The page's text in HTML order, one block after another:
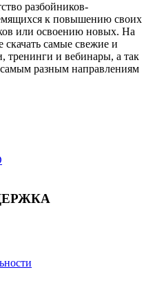
разбойников-
к повышению своих
или освоению новых. На
самые свежие и
тренинги и вебинары, а так
разным направлениям